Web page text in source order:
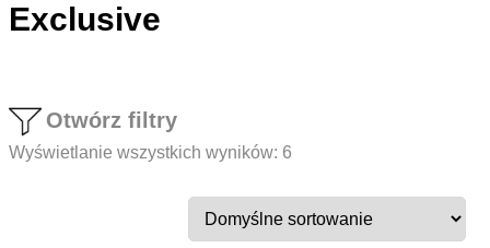
Exclusive
Otwórz filtry
Wyświetlanie wszystkich wyników: 6